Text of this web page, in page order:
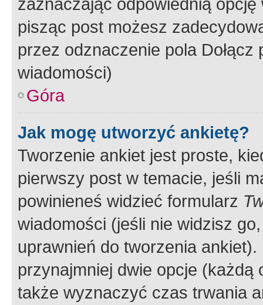
pisząc post możesz
przez odznaczenie pola
wiadomości)
Góra
Jak mogę utworzyć ankietę?
Tworzenie ankiet jest proste,
pierwszy post w temacie, jeśli
powinieneś widzieć formularz
wiadomości (jeśli nie widzisz
uprawnień do tworzenia
przynajmniej dwie opcje
także wyznaczyć czas trwania